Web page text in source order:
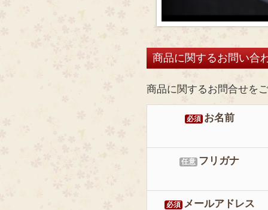
商品に関するお問い合
商品に関するお問合せを
必須 お名前
任意 フリガナ
必須 メールアドレス